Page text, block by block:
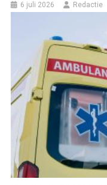
6 juli 2026 Redactie